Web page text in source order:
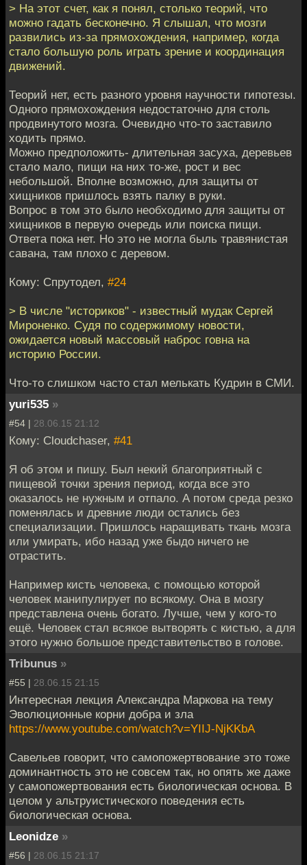
> На этот счет, как я понял, столько теорий, что
можно гадать бесконечно. Я слышал, что мозги
развились из-за прямохождения, например, когда
стало большую роль играть зрение и координация
движений.
Теорий нет, есть разного уровня научности гипотезы.
Одного прямохождения недостаточно для столь
продвинутого мозга. Очевидно что-то заставило
ходить прямо.
Можно предположить- длительная засуха, деревьев
стало мало, пищи на них то-же, рост и вес
небольшой. Вполне возможно, для защиты от
хищников пришлось взять палку в руки.
Вопрос в том это было необходимо для защиты от
хищников в первую очередь или поиска пищи.
Ответа пока нет. Но это не могла быль травянистая
савана, там плохо с деревом.
Кому: Спрутодел, #24
> В числе "историков" - известный мудак Сергей
Мироненко. Судя по содержимому новости,
ожидается новый массовый наброс говна на
историю России.
Что-то слишком часто стал мелькать Кудрин в СМИ.
yuri535 »
#54 | 28.06.15 21:12
Кому: Cloudchaser, #41
Я об этом и пишу. Был некий благоприятный с
пищевой точки зрения период, когда все это
оказалось не нужным и отпало. А потом среда резко
поменялась и древние люди остались без
специализации. Пришлось наращивать ткань мозга
или умирать, ибо назад уже быдо ничего не
отрастить.
Например кисть человека, с помощью которой
человек манипулирует по всякому. Она в мозгу
представлена очень богато. Лучше, чем у кого-то
ещё. Человек стал всякое вытворять с кистью, а для
этого нужно большое представительство в голове.
Tribunus »
#55 | 28.06.15 21:15
Интересная лекция Александра Маркова на тему
Эволюционные корни добра и зла
https://www.youtube.com/watch?v=YIIJ-NjKKbA
Савельев говорит, что самопожертвование это тоже
доминантность это не совсем так, но опять же даже
у самопожертвования есть биологическая основа. В
целом у альтруистического поведения есть
биологическая основа.
Leonidze »
#56 | 28.06.15 21:17